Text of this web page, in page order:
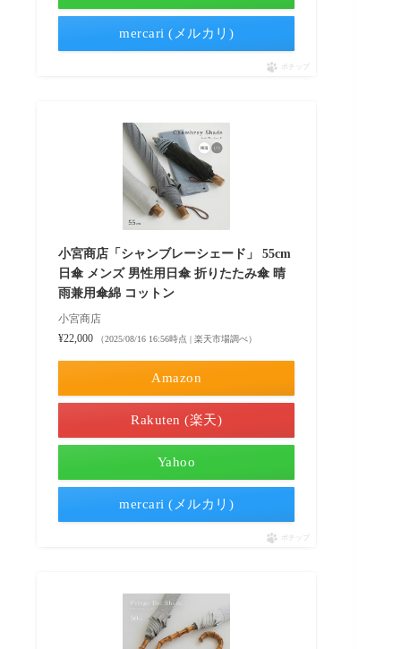
mercari (メルカリ)
ポチップ
小宮商店「シャンブレーシェード」 55cm
日傘 メンズ 男性用日傘 折りたたみ傘 晴
雨兼用傘綿 コットン
小宮商店
¥22,000
（2025/08/16 16:56時点 | 楽天市場調べ）
Amazon
Rakuten (楽天)
Yahoo
mercari (メルカリ)
ポチップ